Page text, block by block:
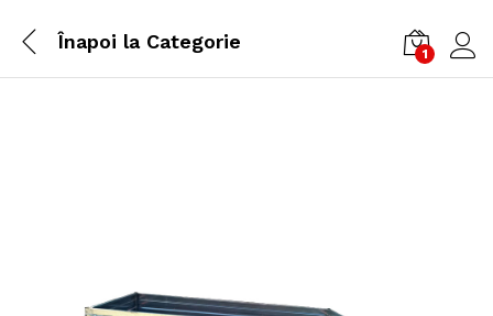
Înapoi laCategorie
1